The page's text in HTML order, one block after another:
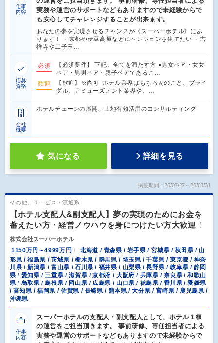
仕事
内容
実務や運営のサポートなどもありますので未経験からで
も安心してチャレンジすることが出来ます。
あなたの夢を実現させるチャンスが《スーパーホテル》にあ
ります！ ・京都や伊豆高原などにペンションを建てたい ・吉
祥寺や二子玉…
応募
資格
必須
【必須要件】 下記、全てを満たす方 ●男女ペア・女女
ペア・男男ペア・親子ペアであるこ…
歓迎
【歓迎】※尚可 ホテル業界はもちろんのこと、ブライ
ダル、アミューズメント業界や、…
会社
概要
ホテルチェーンの展開、土地有効活用のコンサルティング
気になる 詳細を見る
掲載期間：26/07/27～26/08/31
その他、サービス・流通系
【ホテル支配人&副支配人】夢の実現のためにお金を
蓄えたい方・経営ノウハウを身につけたい方大歓迎！
株式会社スーパーホテル
1150万円～4999万円
北海道 / 青森県 / 岩手県 / 宮城県 / 秋田県 / 山
形県 / 福島県 / 茨城県 / 栃木県 / 群馬県 / 埼玉県 / 千葉県 / 東京都 / 神奈
川県 / 新潟県 / 富山県 / 石川県 / 福井県 / 山梨県 / 長野県 / 岐阜県 / 静岡
県 / 愛知県 / 三重県 / 滋賀県 / 京都府 / 大阪府 / 兵庫県 / 奈良県 / 和歌山
県 / 鳥取県 / 島根県 / 岡山県 / 広島県 / 山口県 / 徳島県 / 香川県 / 愛媛県
/ 高知県 / 福岡県 / 佐賀県 / 長崎県 / 熊本県 / 大分県 / 宮崎県 / 鹿児島県 /
沖縄県
仕事
内容
スーパーホテルの支配人・副支配人として、ホテル１棟
の運営をご担当頂きます。 事前研修、専任担当者による
実務や運営のサポートなどもありますので未経験からで